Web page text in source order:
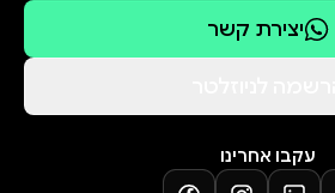
יצירת קשר
עקבו אחרינו